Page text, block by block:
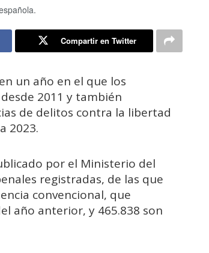
Compartir en Twitter
un año en el que los
2011 y también
de delitos contra la libertad
2023.
por el Ministerio del
registradas, de las que
convencional, que
año anterior, y 465.838 son